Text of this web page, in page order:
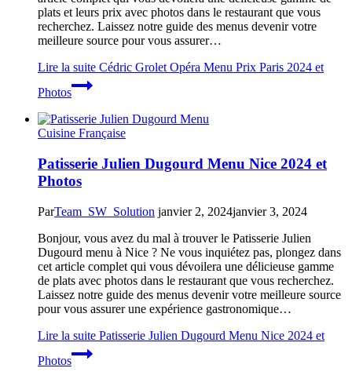
plats et leurs prix avec photos dans le restaurant que vous
recherchez. Laissez notre guide des menus devenir votre
meilleure source pour vous assurer…
Lire la suite Cédric Grolet Opéra Menu Prix Paris 2024 et
Photos
Cuisine Française
Patisserie Julien Dugourd Menu Nice 2024 et
Photos
ParTeam_SW_Solution janvier 2, 2024janvier 3, 2024
Bonjour, vous avez du mal à trouver le Patisserie Julien
Dugourd menu à Nice ? Ne vous inquiétez pas, plongez dans
cet article complet qui vous dévoilera une délicieuse gamme
de plats avec photos dans le restaurant que vous recherchez.
Laissez notre guide des menus devenir votre meilleure source
pour vous assurer une expérience gastronomique…
Lire la suite Patisserie Julien Dugourd Menu Nice 2024 et
Photos